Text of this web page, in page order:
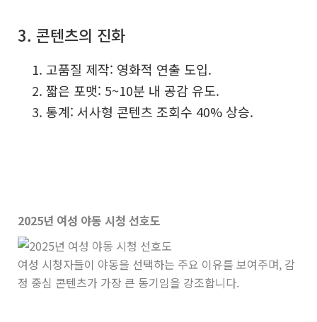
3. 콘텐츠의 진화
고품질 제작: 영화적 연출 도입.
짧은 포맷: 5~10분 내 공감 유도.
통계: 서사형 콘텐츠 조회수 40% 상승.
2025년 여성 야동 시청 선호도
여성 시청자들이 야동을 선택하는 주요 이유를 보여주며, 감
정 중심 콘텐츠가 가장 큰 동기임을 강조합니다.